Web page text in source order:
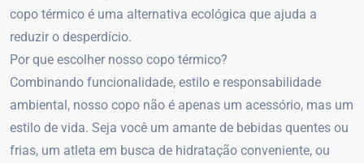
copo térmico é uma alternativa ecológica que ajuda a
reduzir o desperdício.
Por que escolher nosso copo térmico?
Combinando funcionalidade, estilo e responsabilidade
ambiental, nosso copo não é apenas um acessório, mas um
estilo de vida. Seja você um amante de bebidas quentes ou
frias, um atleta em busca de hidratação conveniente, ou